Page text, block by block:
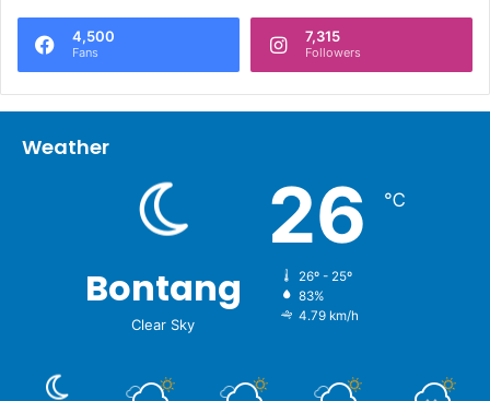
4,500
Fans
7,315
Followers
Weather
Bontang
Clear Sky
26 ℃
26º - 25º
83%
4.79 km/h